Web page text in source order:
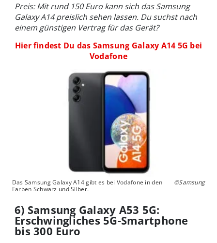
Preis: Mit rund 150 Euro kann sich das Samsung
Galaxy A14 preislich sehen lassen. Du suchst nach
einem günstigen Vertrag für das Gerät?
Hier findest Du das Samsung Galaxy A14 5G bei
Vodafone
Das Samsung Galaxy A14 gibt es bei Vodafone in den
Farben Schwarz und Silber.
©Samsung
6) Samsung Galaxy A53 5G:
Erschwingliches 5G-Smartphone
bis 300 Euro